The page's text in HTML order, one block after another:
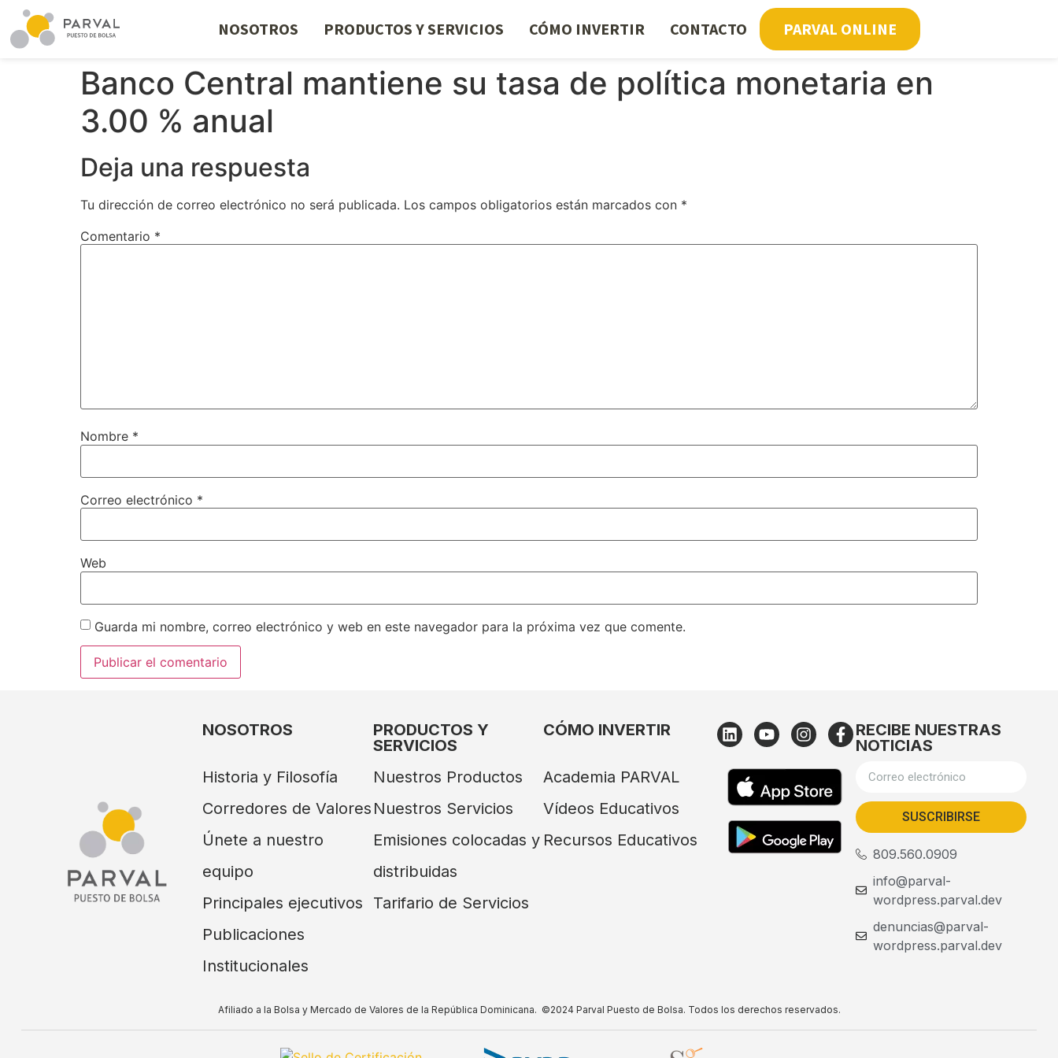
NOSOTROS PRODUCTOS Y SERVICIOS CÓMO INVERTIR CONTACTO PARVAL ONLINE
Banco Central mantiene su tasa de política monetaria en
3.00 % anual
Deja una respuesta
Tu dirección de correo electrónico no será publicada. Los campos obligatorios están marcados con *
Comentario *
Nombre *
Correo electrónico *
Web
Guarda mi nombre, correo electrónico y web en este navegador para la próxima vez que comente.
NOSOTROS
Historia y Filosofía
Corredores de Valores
Únete a nuestro
equipo
Principales ejecutivos
Publicaciones
Institucionales
PRODUCTOS Y
SERVICIOS
Nuestros Productos
Nuestros Servicios
Emisiones colocadas y
distribuidas
Tarifario de Servicios
CÓMO INVERTIR
Academia PARVAL
Vídeos Educativos
Recursos Educativos
RECIBE NUESTRAS
NOTICIAS
SUSCRIBIRSE
809.560.0909
info@parval-
wordpress.parval.dev
denuncias@parval-
wordpress.parval.dev
Afiliado a la Bolsa y Mercado de Valores de la República Dominicana. ©2024 Parval Puesto de Bolsa. Todos los derechos reservados.